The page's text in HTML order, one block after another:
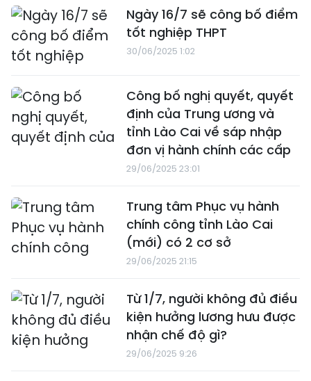
Ngày 16/7 sẽ công bố điểm
tốt nghiệp THPT
30/06/2025 1:02
Công bố nghị quyết, quyết
định của Trung ương và
tỉnh Lào Cai về sáp nhập
đơn vị hành chính các cấp
29/06/2025 23:01
Trung tâm Phục vụ hành
chính công tỉnh Lào Cai
(mới) có 2 cơ sở
29/06/2025 21:15
Từ 1/7, người không đủ điều
kiện hưởng lương hưu được
nhận chế độ gì?
29/06/2025 9:26